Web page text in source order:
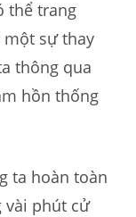
thể trang
sự thay
thông qua
hồn thống
ta hoàn toàn
vài phút cử